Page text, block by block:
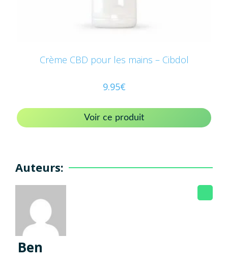
Crème CBD pour les mains – Cibdol
9.95€
Voir ce produit
Auteurs:
Ben